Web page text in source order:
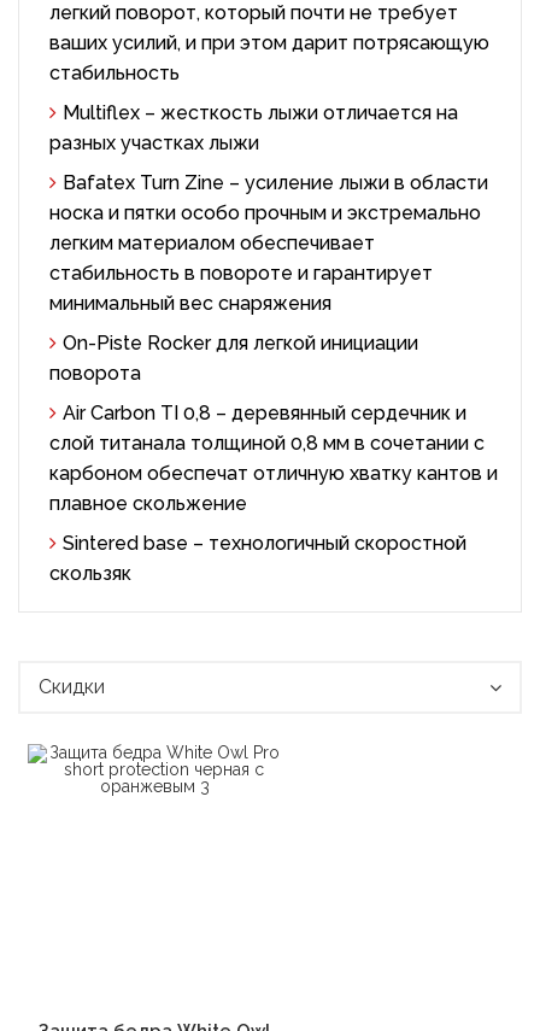
легкий поворот, который почти не требует
ваших усилий, и при этом дарит потрясающую
стабильность
Multiflex – жесткость лыжи отличается на
разных участках лыжи
Bafatex Turn Zine – усиление лыжи в области
носка и пятки особо прочным и экстремально
легким материалом обеспечивает
стабильность в повороте и гарантирует
минимальный вес снаряжения
On-Piste Rocker для легкой инициации
поворота
Air Carbon TI 0,8 – деревянный сердечник и
слой титанала толщиной 0,8 мм в сочетании с
карбоном обеспечат отличную хватку кантов и
плавное скольжение
Sintered base – технологичный скоростной
скользяк
Скидки
В корзину